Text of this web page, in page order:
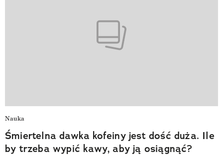
Nauka
Śmiertelna dawka kofeiny jest dość duża. Ile
by trzeba wypić kawy, aby ją osiągnąć?